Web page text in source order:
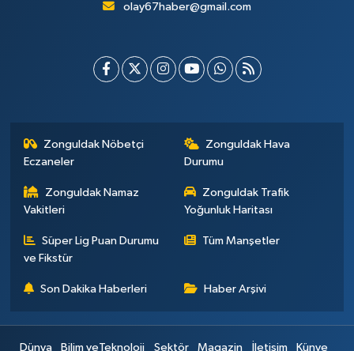
olay67haber@gmail.com
Zonguldak Nöbetçi
Eczaneler
Zonguldak Hava
Durumu
Zonguldak Namaz
Vakitleri
Zonguldak Trafik
Yoğunluk Haritası
Süper Lig Puan Durumu
ve Fikstür
Tüm Manşetler
Son Dakika Haberleri Haber Arşivi
Dünya Bilim veTeknoloji Sektör Magazin İletişim Künye